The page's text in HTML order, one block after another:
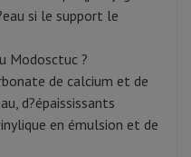
si le support le
Modosctuc ?
de calcium et de
d?épaississants
en émulsion et de